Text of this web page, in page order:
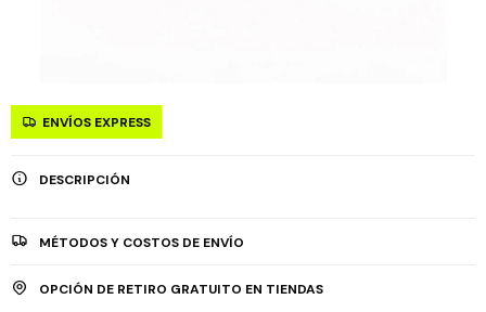
ENVÍOS EXPRESS
DESCRIPCIÓN
MÉTODOS Y COSTOS DE ENVÍO
OPCIÓN DE RETIRO GRATUITO EN TIENDAS